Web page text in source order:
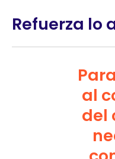
Refuerza lo
al
del